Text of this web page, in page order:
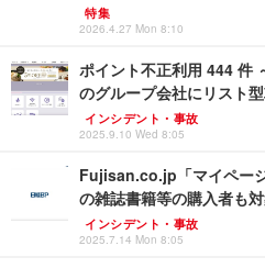
特集
2026.4.27 Mon 8:10
ポイント不正利用 444 件
のグループ会社にリスト
インシデント・事故
2025.9.10 Wed 8:05
Fujisan.co.jp「マイペー
の雑誌書籍等の購入者も
インシデント・事故
2025.7.14 Mon 8:05